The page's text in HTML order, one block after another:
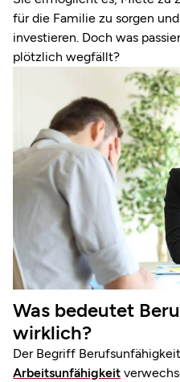
für die Familie zu sorgen
investieren. Doch was
plötzlich wegfällt?
Was bedeutet
wirklich?
Der Begriff
Arbeitsunfähigkeit